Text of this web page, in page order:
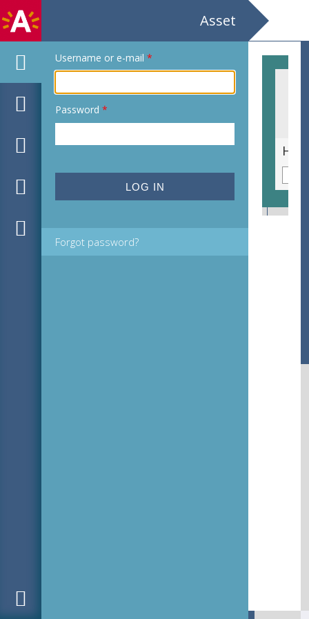
Asset
Username or e-mail *
Password *
Forgot password?
Getuigenis of kunst? Walschap, Van Hoogenbemt, Elsschot Het